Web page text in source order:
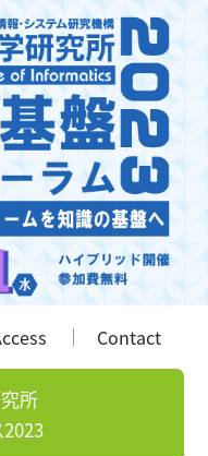
Contact
所
2023